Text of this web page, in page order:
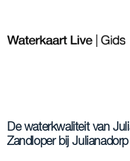
De waterkwaliteit van
Zandloper bij Julianadorp